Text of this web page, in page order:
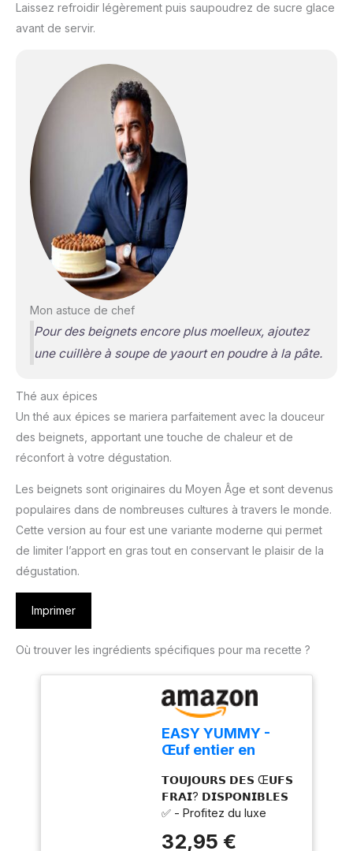
Laissez refroidir légèrement puis saupoudrez de sucre glace
avant de servir.
Mon astuce de chef
Pour des beignets encore plus moelleux, ajoutez
une cuillère à soupe de yaourt en poudre à la pâte.
Thé aux épices
Un thé aux épices se mariera parfaitement avec la douceur
des beignets, apportant une touche de chaleur et de
réconfort à votre dégustation.
Les beignets sont originaires du Moyen Âge et sont devenus
populaires dans de nombreuses cultures à travers le monde.
Cette version au four est une variante moderne qui permet
de limiter l’apport en gras tout en conservant le plaisir de la
dégustation.
Imprimer
Où trouver les ingrédients spécifiques pour ma recette ?
EASY YUMMY -
Œuf entier en
cuisine (1kg), 100%
d'œuf en poudre
𝗧𝗢𝗨𝗝𝗢𝗨𝗥𝗦 𝗗𝗘𝗦 Œ𝗨𝗙𝗦
𝗙𝗥𝗔𝗜? 𝗗𝗜𝗦𝗣𝗢𝗡𝗜𝗕𝗟𝗘𝗦
✅ - Profitez du luxe
œufs frais à portée de
32,95 €